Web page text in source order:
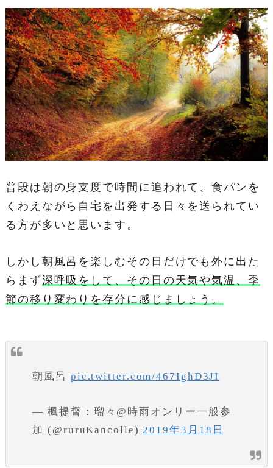
普段は朝の身支度で時間に追われて、食パンを
くわえながら自宅を出発する日々を送られてい
る方が多いと思います。
しかし朝風呂を楽しむその日だけでも外に出た
らまず深呼吸をして、その日の天気や気温、季
節の移り変わりを存分に感じましょう。
朝風呂 pic.twitter.com/467IghD3JI
— 楓提督：瑠々@時雨オンリー一般参
加 (@ruruKancolle)2019年3月18日